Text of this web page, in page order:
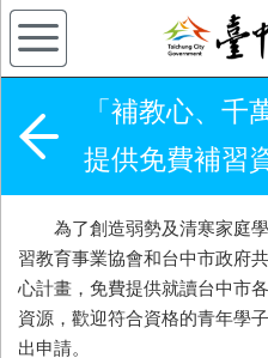
「補教心、千
提供免費補習
為了創造弱勢及清寒家庭學
習教育事業協會和台中市政府
心計畫，免費提供就讀台中市
資源，歡迎符合資格的青年學
出申請。